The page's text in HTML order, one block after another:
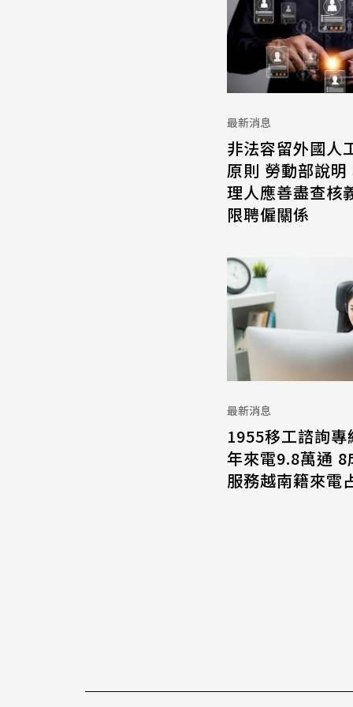
最新消息
非法容留外國人
原則 勞動部說明
理人應善盡查核
限聘僱關係
最新消息
1955移工諮詢專
年來電9.8萬通 8
服務越南籍來電